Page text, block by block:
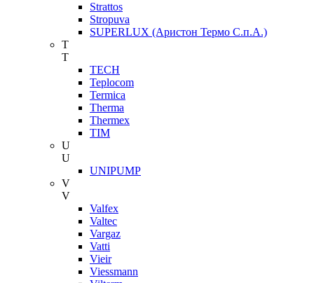
Strattos
Stropuva
SUPERLUX (Аристон Термо С.п.А.)
T
T
TECH
Teplocom
Termica
Therma
Thermex
TIM
U
U
UNIPUMP
V
V
Valfex
Valtec
Vargaz
Vatti
Vieir
Viessmann